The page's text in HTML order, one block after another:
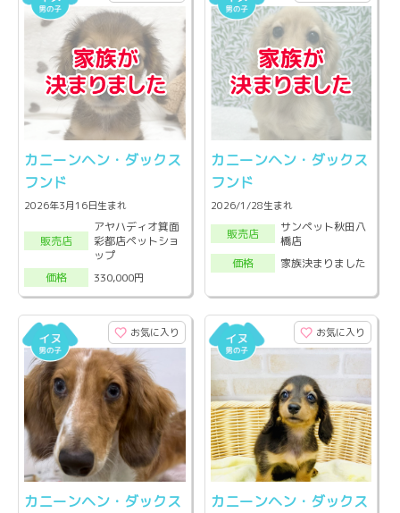
カニーンヘン・ダックス
フンド
2026年3月16日生まれ
販売店
アヤハディオ箕面
彩都店ペットショ
ップ
価格
330,000円
カニーンヘン・ダックス
フンド
2026/1/28生まれ
販売店
サンペット秋田八
橋店
価格
家族決まりました
お気に入り
カニーンヘン・ダックス
お気に入り
カニーンヘン・ダックス